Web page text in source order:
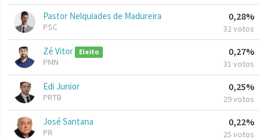
Pastor Nelquiades de Madureira
PSC
0,28%
32 votos
Zé Vitor Eleito
PMN
0,27%
31 votos
Edi Junior
PRTB
0,25%
29 votos
José Santana
PR
0,22%
25 votos